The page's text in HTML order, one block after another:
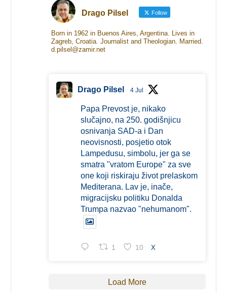
Drago Pilsel Follow
Born in 1962 in Buenos Aires, Argentina. Lives in
Zagreb, Croatia. Journalist and Theologian. Married.
d.pilsel@zamir.net
Drago Pilsel 4 Jul
Papa Prevost je, nikako
slučajno, na 250. godišnjicu
osnivanja SAD-a i Dan
neovisnosti, posjetio otok
Lampedusu, simbolu, jer ga se
smatra "vratom Europe" za sve
one koji riskiraju život prelaskom
Mediterana. Lav je, inače,
migracijsku politiku Donalda
Trumpa nazvao "nehumanom".
1 10 X
Load More